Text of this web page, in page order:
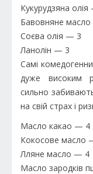
Кукурудзяна
Бавовняне
Соєва олія — 3
Ланолін — 3
Самі
дуже високим
сильно
на свій страх і
Масло какао — 4
Кокосове масло
Лляне масло — 4
Масло зародків